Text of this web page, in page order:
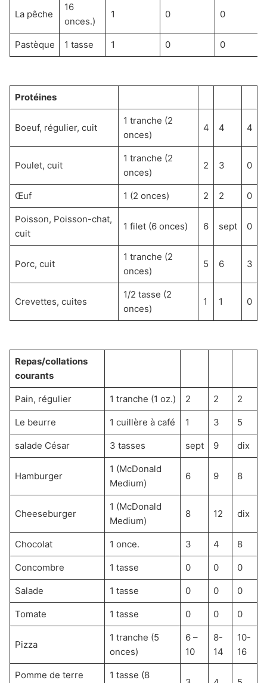
La pêche
16
onces.)
1 0 0
Pastèque 1 tasse 1 0 0
Protéines
Boeuf, régulier, cuit
1 tranche (2
onces)
4 4 4
Poulet, cuit
1 tranche (2
onces)
2 3 0
Œuf 1 (2 onces) 2 2 0
Poisson, Poisson-chat,
cuit
1 filet (6 onces) 6 sept 0
Porc, cuit
1 tranche (2
onces)
5 6 3
Crevettes, cuites
1/2 tasse (2
onces)
1 1 0
Repas/collations
courants
Pain, régulier 1 tranche (1 oz.) 2 2 2
Le beurre 1 cuillère à café 1 3 5
salade César 3 tasses sept 9 dix
Hamburger
1 (McDonald
Medium)
6 9 8
Cheeseburger
1 (McDonald
Medium)
8 12 dix
Chocolat 1 once. 3 4 8
Concombre 1 tasse 0 0 0
Salade 1 tasse 0 0 0
Tomate 1 tasse 0 0 0
Pizza
1 tranche (5
onces)
6 –
10
8-
14
10-
16
Pomme de terre 1 tasse (8